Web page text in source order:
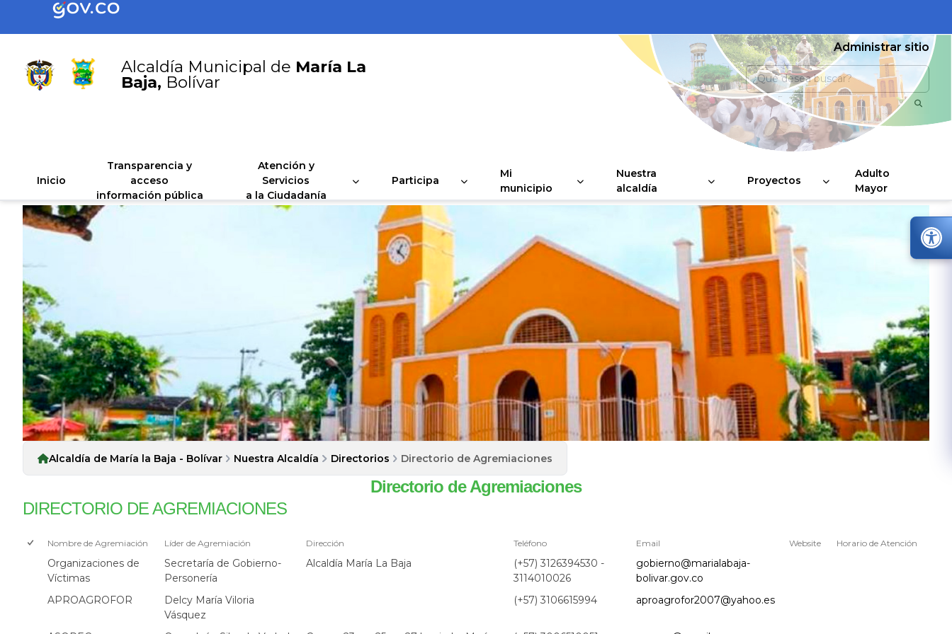
Alcaldía Municipal de María La
Baja, Bolívar
Administrar sitio
Inicio
Transparencia y
acceso
información pública
Atención y
Servicios
a la Ciudadanía
Participa
Mi
municipio
Nuestra
alcaldía
Proyectos
Adulto
Mayor
Alcaldía de María la Baja - Bolívar Nuestra Alcaldía Directorios Directorio de Agremiaciones
Directorio de Agremiaciones
DIRECTORIO DE AGREMIACIONES
Nombre de Agremiación Líder de Agremiación Dirección Teléfono Email Website Horario de Atención
Organizaciones de
Víctimas
Secretaría de Gobierno-
Personería
Alcaldía María La Baja
(+57) 3126394530 -
3114010026
gobierno@marialabaja-
bolivar.gov.co
APROAGROFOR
Delcy María Viloria
Vásquez
(+57) 3106615994 aproagrofor2007@yahoo.es